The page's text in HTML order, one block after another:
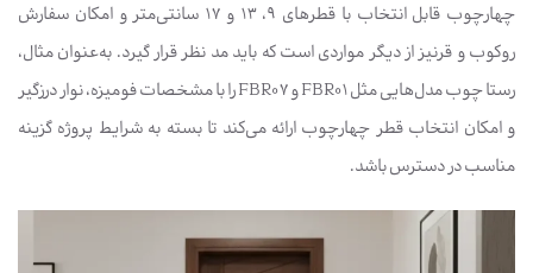
چهارچوب قابل انتخاب با قطرهای 9، 13 و 17 سانتی‌متر و امکان سفارش
روکوب و قرنیز از دیگر مواردی است که باید مد نظر قرار گیرد. به‌عنوان مثال،
رستا چوب مدل‌هایی مثل FBR01 و FBR07 را با مشخصات فومیزه، نوار درزگیر
و امکان انتخاب قطر چهارچوب ارائه می‌کند تا بسته به شرایط پروژه گزینه
مناسب در دسترس باشد.